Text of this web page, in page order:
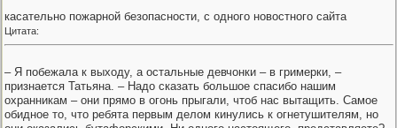
касательно пожарной безопасности, с одного новостного сайта
Цитата:
– Я побежала к выходу, а остальные девчонки – в гримерки, –
признается Татьяна. – Надо сказать большое спасибо нашим
охранникам – они прямо в огонь прыгали, чтоб нас вытащить. Самое
обидное то, что ребята первым делом кинулись к огнетушителям, но